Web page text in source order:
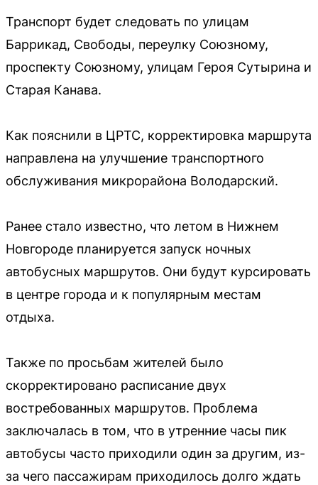
Транспорт будет следовать по улицам
Баррикад, Свободы, переулку Союзному,
проспекту Союзному, улицам Героя Сутырина и
Старая Канава.
Как пояснили в ЦРТС, корректировка маршрута
направлена на улучшение транспортного
обслуживания микрорайона Володарский.
Ранее стало известно, что летом в Нижнем
Новгороде планируется запуск ночных
автобусных маршрутов. Они будут курсировать
в центре города и к популярным местам
отдыха.
Также по просьбам жителей было
скорректировано расписание двух
востребованных маршрутов. Проблема
заключалась в том, что в утренние часы пик
автобусы часто приходили один за другим, из-
за чего пассажирам приходилось долго ждать